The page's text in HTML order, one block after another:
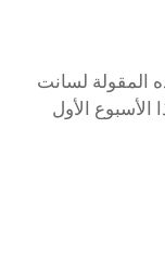
المقولة لسانت
الأسبوع الأول